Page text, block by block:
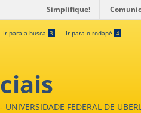
Simplifique!
Ir para a busca 3 Ir para o rodapé 4
FEDERAL DE